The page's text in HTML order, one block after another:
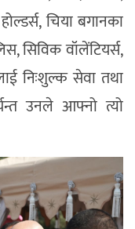
चिया बगानका
सिविक वॉलेंटियर्स,
निःशुल्क सेवा तथा
उनले आफ्नो त्यो